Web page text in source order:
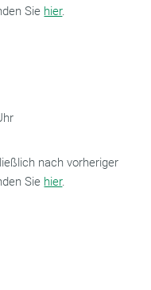
Sie hier.
nach vorheriger
Sie hier.